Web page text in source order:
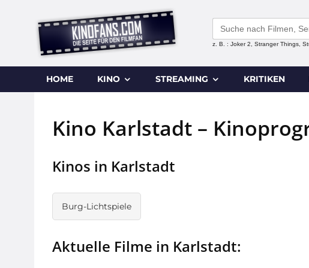
Search
for:
z. B. : Joker 2, Stranger Things,
HOME KINO STREAMING KRITIKEN
Kino Karlstadt –
Kinos in Karlstadt
Burg-Lichtspiele
Aktuelle Filme in Karlstadt: